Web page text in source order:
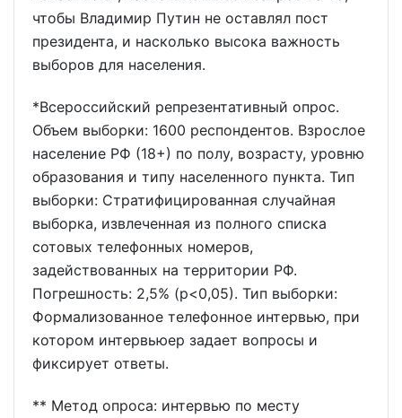
чтобы Владимир Путин не оставлял пост
президента, и насколько высока важность
выборов для населения.
*Всероссийский репрезентативный опрос.
Объем выборки: 1600 респондентов. Взрослое
население РФ (18+) по полу, возрасту, уровню
образования и типу населенного пункта. Тип
выборки: Стратифицированная случайная
выборка, извлеченная из полного списка
сотовых телефонных номеров,
задействованных на территории РФ.
Погрешность: 2,5% (р<0,05). Тип выборки:
Формализованное телефонное интервью, при
котором интервьюер задает вопросы и
фиксирует ответы.
** Метод опроса: интервью по месту